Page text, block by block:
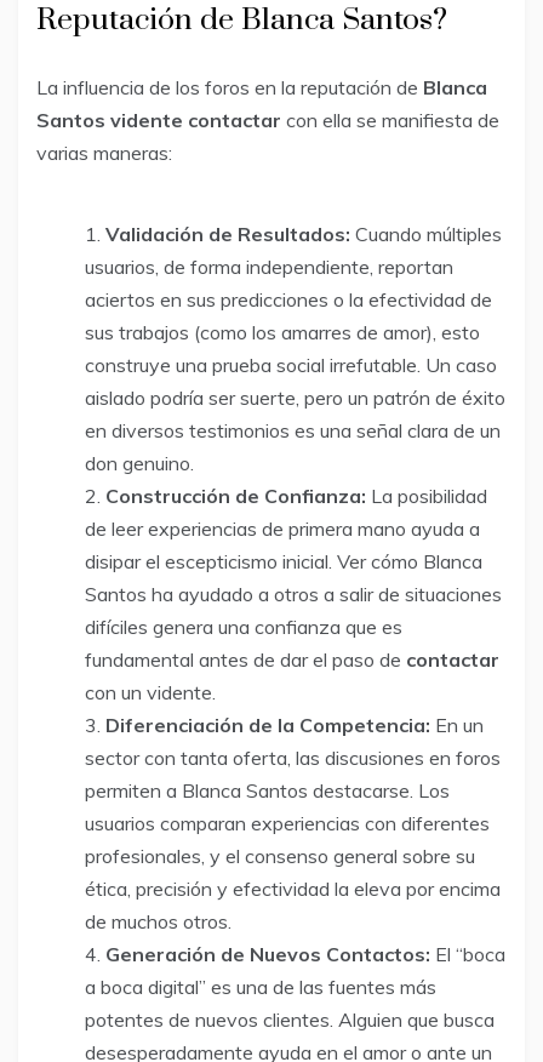
Reputación de Blanca Santos?
La influencia de los foros en la reputación de Blanca
Santos vidente contactar con ella se manifiesta de
varias maneras:
Validación de Resultados: Cuando múltiples
usuarios, de forma independiente, reportan
aciertos en sus predicciones o la efectividad de
sus trabajos (como los amarres de amor), esto
construye una prueba social irrefutable. Un caso
aislado podría ser suerte, pero un patrón de éxito
en diversos testimonios es una señal clara de un
don genuino.
Construcción de Confianza: La posibilidad
de leer experiencias de primera mano ayuda a
disipar el escepticismo inicial. Ver cómo Blanca
Santos ha ayudado a otros a salir de situaciones
difíciles genera una confianza que es
fundamental antes de dar el paso de contactar
con un vidente.
Diferenciación de la Competencia: En un
sector con tanta oferta, las discusiones en foros
permiten a Blanca Santos destacarse. Los
usuarios comparan experiencias con diferentes
profesionales, y el consenso general sobre su
ética, precisión y efectividad la eleva por encima
de muchos otros.
Generación de Nuevos Contactos: El “boca
a boca digital” es una de las fuentes más
potentes de nuevos clientes. Alguien que busca
desesperadamente ayuda en el amor o ante un